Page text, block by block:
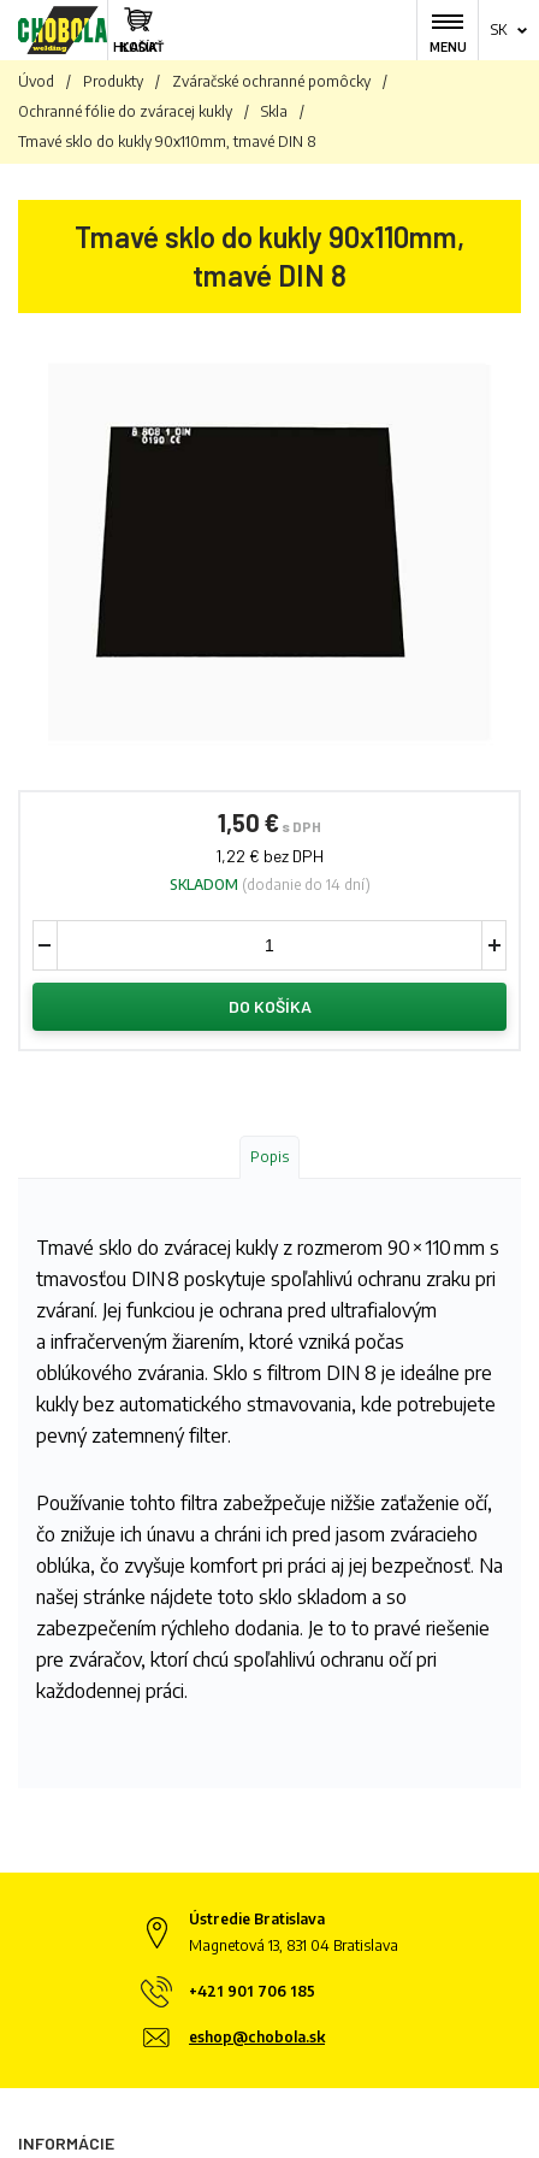
MENU
KOŠÍK
SK
HĽADAŤ
Úvod / Produkty / Zváračské ochranné pomôcky
/
Ochranné fólie do zváracej kukly
/ Skla
/
Tmavé sklo do kukly 90x110mm, tmavé DIN 8
Tmavé sklo do kukly 90x110mm,
tmavé DIN 8
1,50 € s DPH
1,22 € bez DPH
SKLADOM (dodanie do 14 dní)
DO KOŠÍKA
Popis
Tmavé sklo do zváracej kukly z rozmerom 90 × 110 mm s
tmavosťou DIN 8 poskytuje spoľahlivú ochranu zraku pri
zváraní. Jej funkciou je ochrana pred ultrafialovým
a infračerveným žiarením, ktoré vzniká počas
oblúkového zvárania. Sklo s filtrom DIN 8 je ideálne pre
kukly bez automatického stmavovania, kde potrebujete
pevný zatemnený filter.
Používanie tohto filtra zabežpečuje nižšie zaťaženie očí,
čo znižuje ich únavu a chráni ich pred jasom zváracieho
oblúka, čo zvyšuje komfort pri práci aj jej bezpečnosť. Na
našej stránke nájdete toto sklo skladom a so
zabezpečením rýchleho dodania. Je to to pravé riešenie
pre zváračov, ktorí chcú spoľahlivú ochranu očí pri
každodennej práci.
Ústredie Bratislava
Magnetová 13, 831 04 Bratislava
+421 901 706 185
eshop@chobola.sk
INFORMÁCIE